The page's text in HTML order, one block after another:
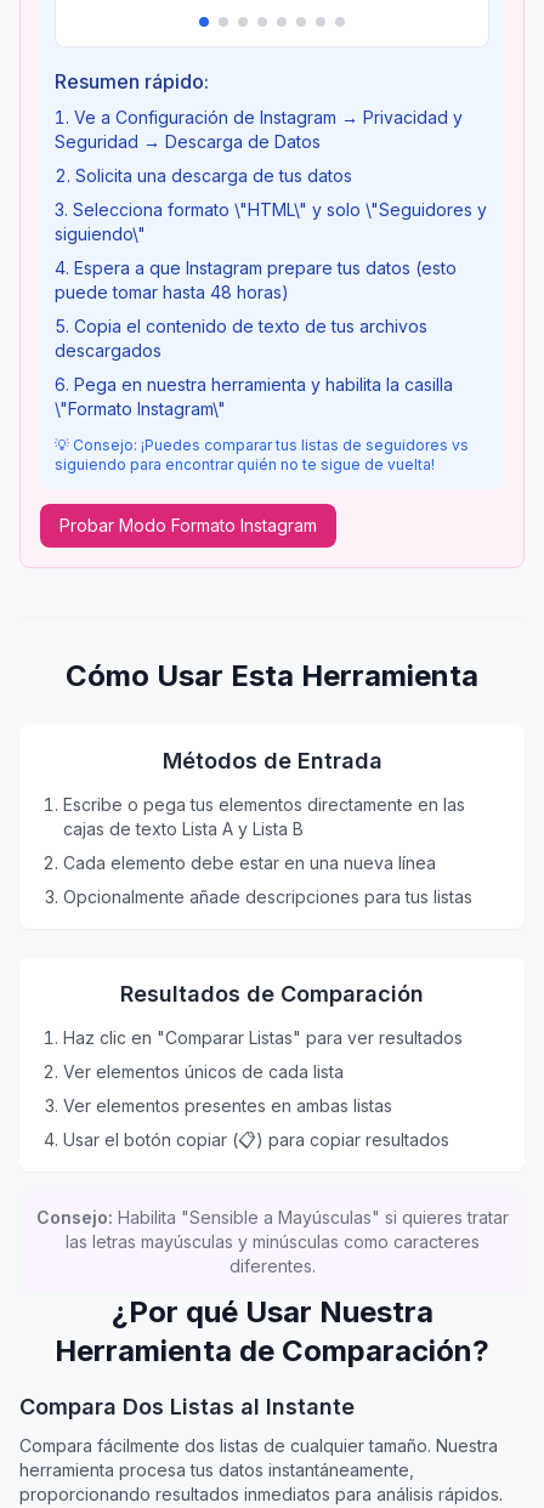
Resumen rápido:
Ve a Configuración de Instagram → Privacidad y
Seguridad → Descarga de Datos
Solicita una descarga de tus datos
Selecciona formato \"HTML\" y solo \"Seguidores y
siguiendo\"
Espera a que Instagram prepare tus datos (esto
puede tomar hasta 48 horas)
Copia el contenido de texto de tus archivos
descargados
Pega en nuestra herramienta y habilita la casilla
\"Formato Instagram\"
💡 Consejo: ¡Puedes comparar tus listas de seguidores vs
siguiendo para encontrar quién no te sigue de vuelta!
Probar Modo Formato Instagram
Cómo Usar Esta Herramienta
Métodos de Entrada
Escribe o pega tus elementos directamente en las
cajas de texto Lista A y Lista B
Cada elemento debe estar en una nueva línea
Opcionalmente añade descripciones para tus listas
Resultados de Comparación
Haz clic en "Comparar Listas" para ver resultados
Ver elementos únicos de cada lista
Ver elementos presentes en ambas listas
Usar el botón copiar (📋) para copiar resultados
Consejo: Habilita "Sensible a Mayúsculas" si quieres tratar
las letras mayúsculas y minúsculas como caracteres
diferentes.
¿Por qué Usar Nuestra
Herramienta de Comparación?
Compara Dos Listas al Instante
Compara fácilmente dos listas de cualquier tamaño. Nuestra
herramienta procesa tus datos instantáneamente,
proporcionando resultados inmediatos para análisis rápidos.